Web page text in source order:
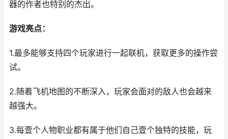
器的作者也特别的杰出。
游戏亮点：
1.最多能够支持四个玩家进行一起联机，获取更多的操作尝
试。
2.随着飞机地图的不断深入，玩家会面对的敌人也会越来
越强大。
3.每壹个人物职业都有属于他们自己壹个独特的技能，玩